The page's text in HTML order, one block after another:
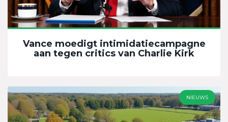
Vance moedigt intimidatiecampagne
aan tegen critics van Charlie Kirk
NIEUWS